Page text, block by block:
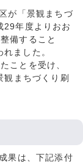
が「景観まちづ
29年度よりおお
備すること
ました。
ことを受け、
まちづくり刷
果は、下記添付